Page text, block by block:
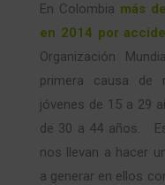
En Colombia más
en 2014 por
Organización
primera causa de
jóvenes de 15 a 29
de 30 a 44 años.
nos llevan a hacer
a generar en ellos